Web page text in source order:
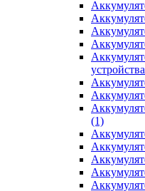
устройства
(1)